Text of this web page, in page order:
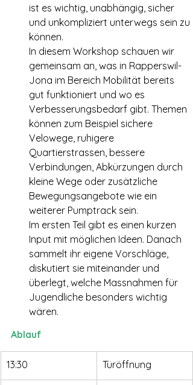
ist es wichtig, unabhängig, sicher
und unkompliziert unterwegs sein zu
können.
In diesem Workshop schauen wir
gemeinsam an, was in Rapperswil-
Jona im Bereich Mobilität bereits
gut funktioniert und wo es
Verbesserungsbedarf gibt. Themen
können zum Beispiel sichere
Velowege, ruhigere
Quartierstrassen, bessere
Verbindungen, Abkürzungen durch
kleine Wege oder zusätzliche
Bewegungsangebote wie ein
weiterer Pumptrack sein.
Im ersten Teil gibt es einen kurzen
Input mit möglichen Ideen. Danach
sammelt ihr eigene Vorschläge,
diskutiert sie miteinander und
überlegt, welche Massnahmen für
Jugendliche besonders wichtig
wären.
Ablauf
13:30 Türöffnung